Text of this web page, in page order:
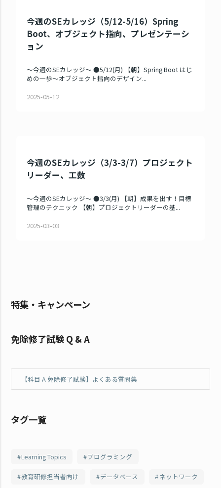
今週のSEカレッジ（5/12-5/16）Spring
Boot、オブジェクト指向、プレゼンテーシ
ョン
～今週のSEカレッジ～ ●5/12(月) 【朝】Spring Boot はじ
めの一歩～オブジェクト指向のデザイン...
2025-05-12
今週のSEカレッジ（3/3-3/7）プロジェクト
リーダー、工数
～今週のSEカレッジ～ ●3/3(月) 【朝】成果を出す！目標
管理のテクニック 【朝】プロジェクトリーダーの基...
2025-03-03
特集・キャンペーン
免除修了試験 Q & A
【科目 A 免除修了試験】よくある質問集
タグ一覧
Learning Topics プログラミング
教育研修担当者向け データベース ネットワーク